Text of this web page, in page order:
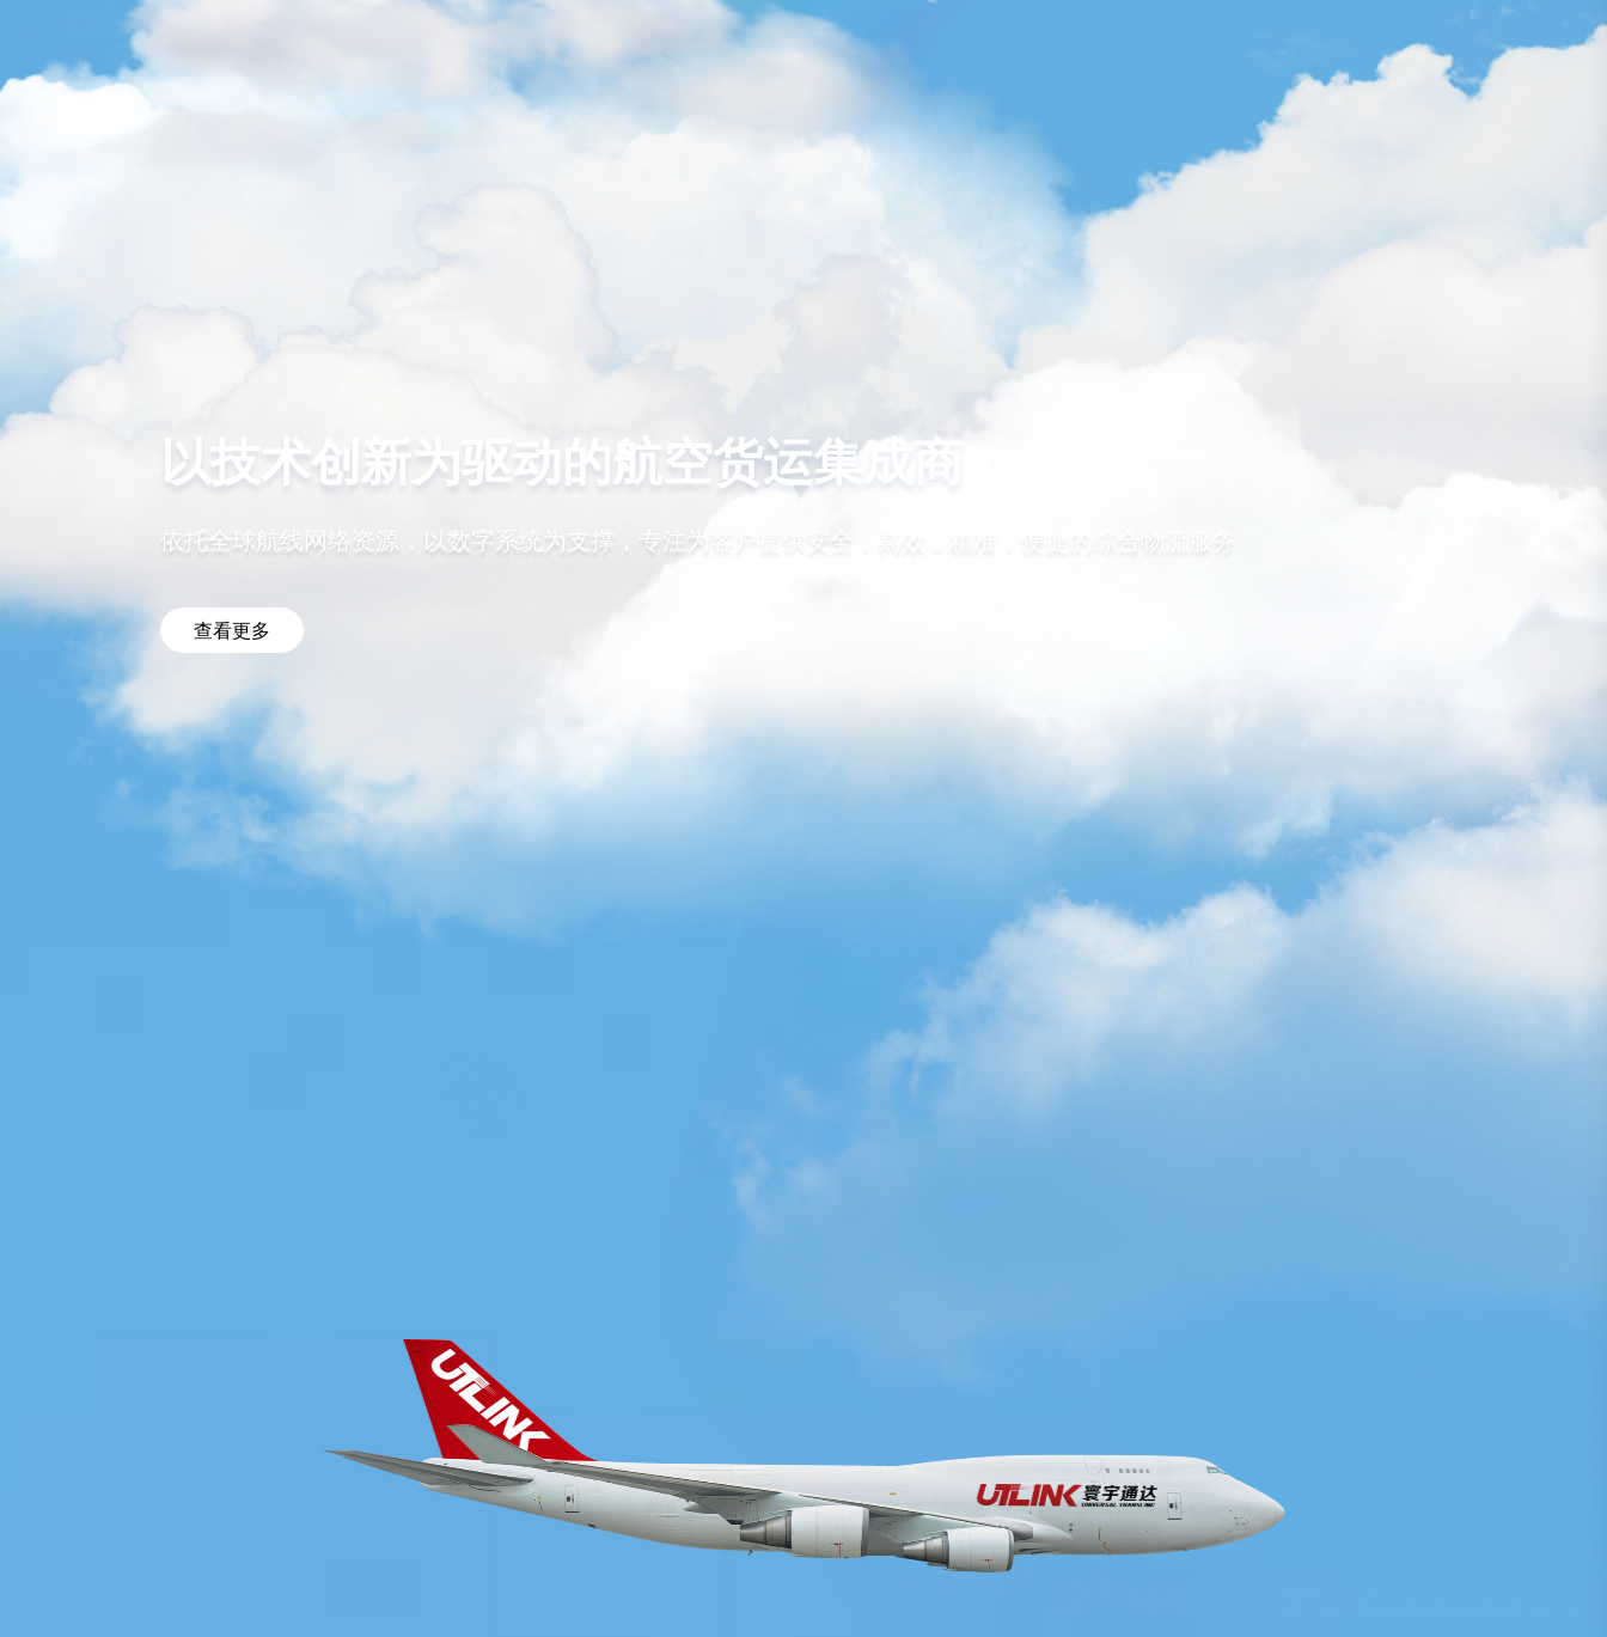
以技术创新为驱动的航空货运集成商
依托全球航线网络资源，以数字系统为支撑，专注为客户提供安全，高效，精准，便捷的综合物流服务
查看更多